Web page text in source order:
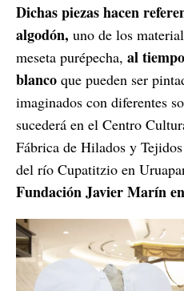
Dichas piezas hacen
algodón, uno de los
meseta purépecha, al
blanco que pueden ser
imaginados con diferentes
sucederá en el Centro
Fábrica de Hilados y
del río Cupatitzio en
Fundación Javier Marín